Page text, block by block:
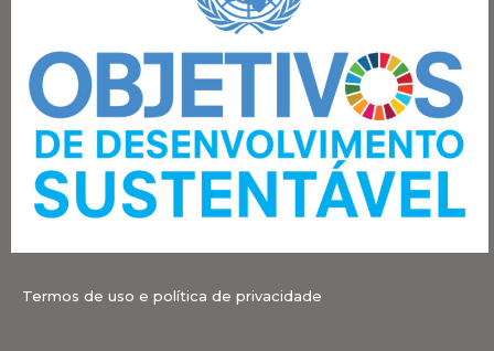
Termos de uso e política de privacidade